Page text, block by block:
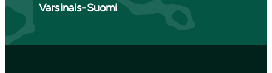
Varsinais-Suomi